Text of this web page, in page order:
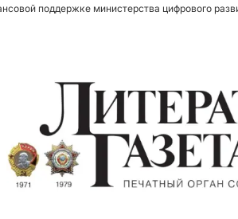
поддержке министерства цифрового